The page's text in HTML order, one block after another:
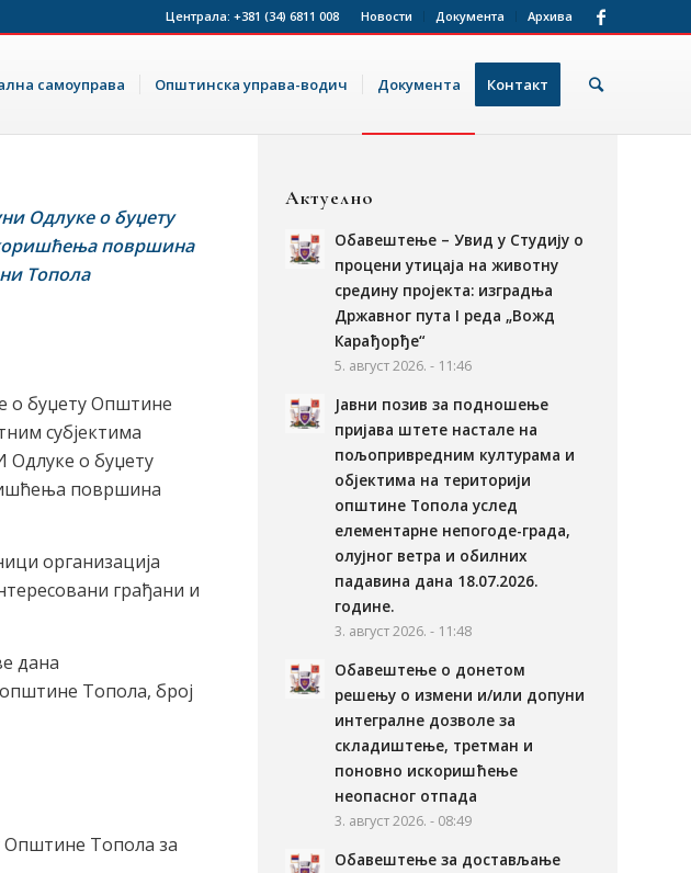
Новости Документа Архива
Централа: +381 (34) 6811 008
самоуправа Општинска управа-водич Документа Контакт
Одлуке о буџету
површина
Топола
о буџету Општине
субјектима
Одлуке о буџету
површина
организација
грађани и
дана
Топола, број
Топола за
Актуелно
Обавештење – Увид у Студију о
процени утицаја на животну
средину пројекта: изградња
Државног пута I реда „Вожд
Карађорђе“
5. август 2026. - 11:46
Јавни позив за подношење
пријава штете настале на
пољопривредним културама и
објектима на територији
општине Топола услед
елементарне непогоде-града,
олујног ветра и обилних
падавина дана 18.07.2026.
године.
3. август 2026. - 11:48
Обавештење о донетом
решењу о измени и/или допуни
интегралне дозволе за
складиштење, третман и
поновно искоришћење
неопасног отпада
3. август 2026. - 08:49
Обавештење за достављање